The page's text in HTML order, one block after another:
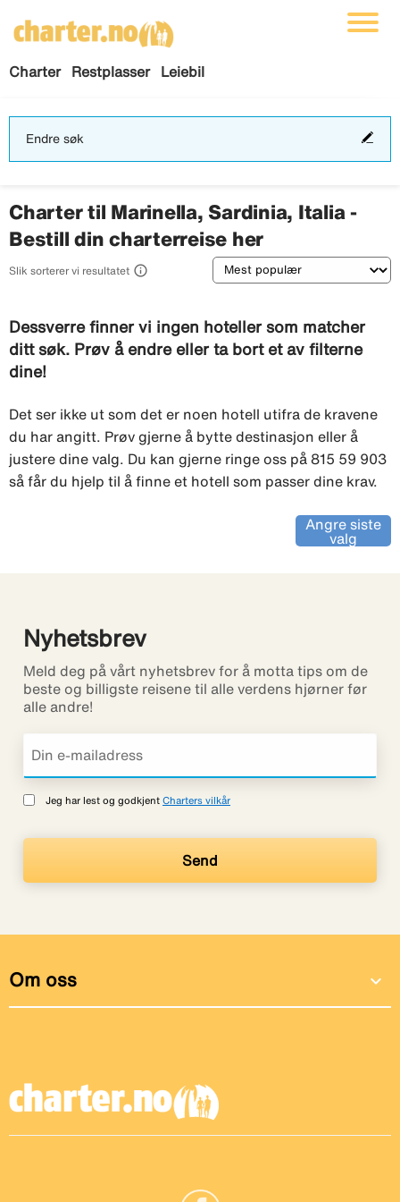
Charter Restplasser Leiebil
Endre søk
Charter til Marinella, Sardinia, Italia -
Bestill din charterreise her
Slik sorterer vi resultatet  Sortering
Dessverre finner vi ingen hoteller som matcher
ditt søk. Prøv å endre eller ta bort et av filterne
dine!
Det ser ikke ut som det er noen hotell utifra de kravene
du har angitt. Prøv gjerne å bytte destinasjon eller å
justere dine valg. Du kan gjerne ringe oss på 815 59 903
så får du hjelp til å finne et hotell som passer dine krav.
Angre siste
valg
Nyhetsbrev
Meld deg på vårt nyhetsbrev for å motta tips om de
beste og billigste reisene til alle verdens hjørner før
alle andre!
Jeg har lest og godkjent Charters vilkår
Om oss expand_more